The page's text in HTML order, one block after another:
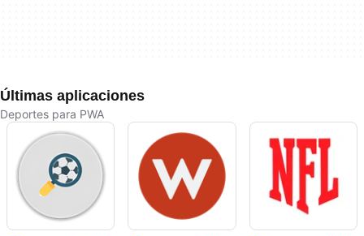
Últimas aplicaciones
Deportes para PWA